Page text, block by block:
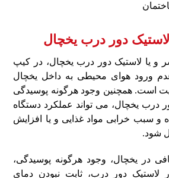
دور درب یخچال
و یا لاستیک دور درب یخچال، در کیپ
ورود هوای محیطی به داخل یخچال
است. همچنین وجود هرگونه پوسیدگی
درب یخچال، می‌ تواند عملکرد دستگاه
و سبب خرابی مواد غذایی و یا افزایش
شود.
در یخچال، وجود هرگونه پوسیدگی،
لاستیک دور درب، ثابت نبودن دمای